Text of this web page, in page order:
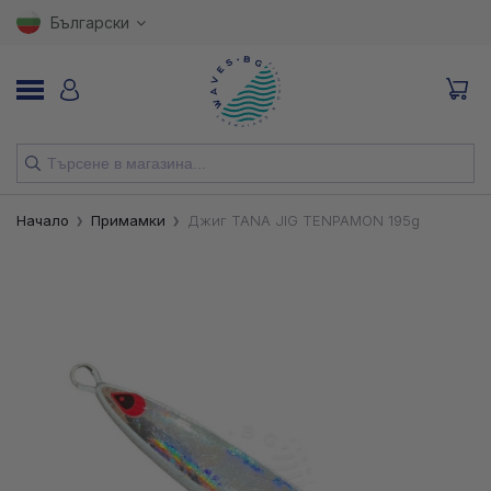
Български
НОВИ
ПРИМАМКИ
Начало Примамки Джиг TANA JIG TENPAMON 195g